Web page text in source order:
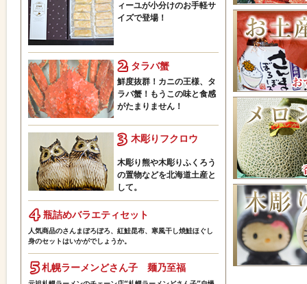
ィーユが小分けのお手軽サ
イズで登場！
タラバ蟹
鮮度抜群！カニの王様、タ
ラバ蟹！もうこの味と食感
がたまりません！
木彫りフクロウ
木彫り熊や木彫りふくろう
の置物などを北海道土産と
して。
瓶詰めバラエティセット
人気商品のさんまぼろぼろ、紅鮭昆布、寒風干し焼鮭ほぐし
身のセットはいかがでしょうか。
札幌ラーメンどさん子 麺乃至福